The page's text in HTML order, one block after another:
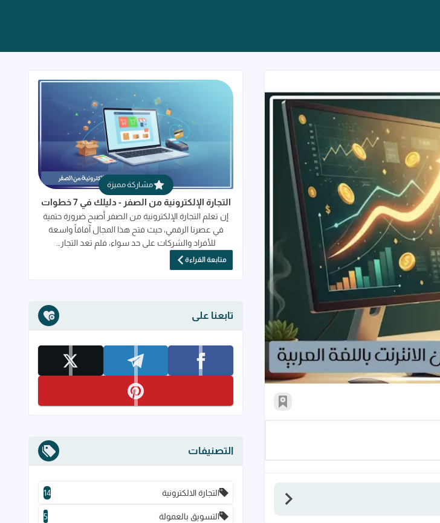
العربية - كيف تبدأ في 5 خطوات؟
أضف إلى العلامات المرجعية
قراءة المزيد عن التجارة الإلكترونية من
مشاركة مميزة
التجارة الإلكترونية من الصفر - دليلك في 7 خطوات
إن تعلم التجارة الإلكترونية من الصفر أصبح ضرورة حتمية
في عصرنا الرقمي، حيث فتح هذا المجال آفاقاً واسعة
للأفراد والشركات على حد سواء، فلم تعد التجار…
متابعة القراءة
تابعنا على
تابعنا على facebook تابعنا على telegram تابعنا على x
تابعنا على pinterest
التصنيفات
التجارة الالكترونية 14
التسويق بالعمولة 5